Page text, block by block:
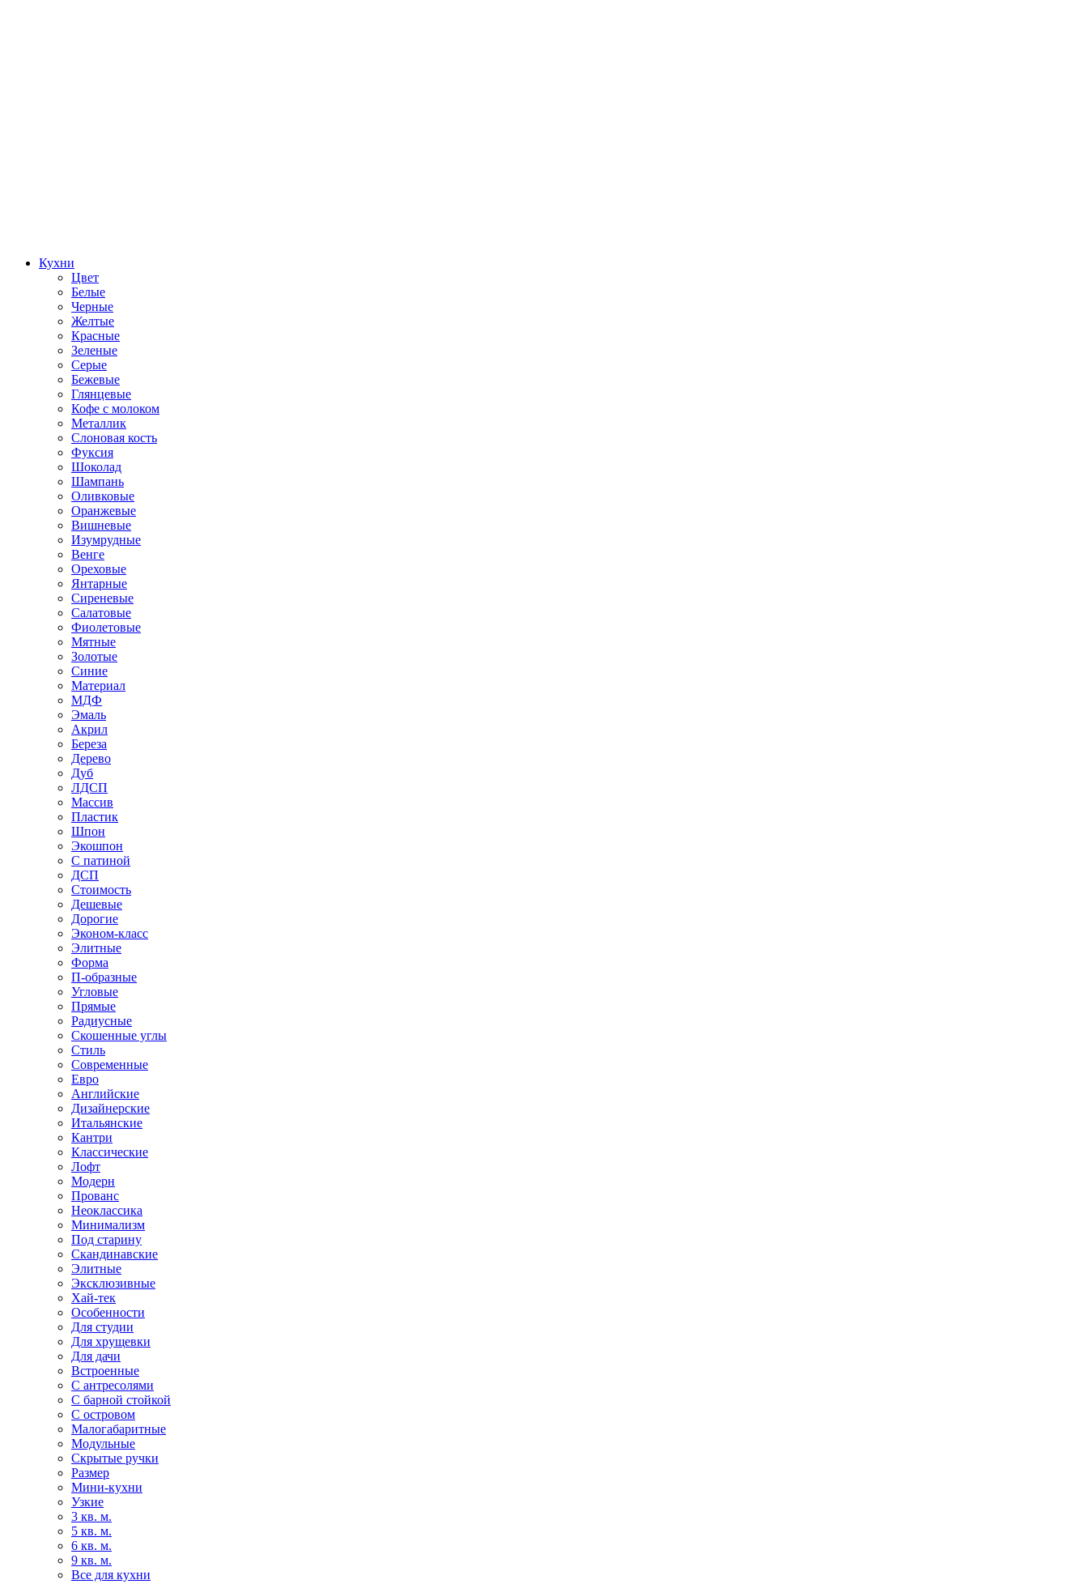
Кухни
Цвет
Белые
Черные
Желтые
Красные
Зеленые
Серые
Бежевые
Глянцевые
Кофе с молоком
Металлик
Слоновая кость
Фуксия
Шоколад
Шампань
Оливковые
Оранжевые
Вишневые
Изумрудные
Венге
Ореховые
Янтарные
Сиреневые
Салатовые
Фиолетовые
Мятные
Золотые
Синие
Материал
МДФ
Эмаль
Акрил
Береза
Дерево
Дуб
ЛДСП
Массив
Пластик
Шпон
Экошпон
С патиной
ДСП
Стоимость
Дешевые
Дорогие
Эконом-класс
Элитные
Форма
П-образные
Угловые
Прямые
Радиусные
Скошенные углы
Стиль
Современные
Евро
Английские
Дизайнерские
Итальянские
Кантри
Классические
Лофт
Модерн
Прованс
Неоклассика
Минимализм
Под старину
Скандинавские
Элитные
Эксклюзивные
Хай-тек
Особенности
Для студии
Для хрущевки
Для дачи
Встроенные
С антресолями
С барной стойкой
С островом
Малогабаритные
Модульные
Скрытые ручки
Размер
Мини-кухни
Узкие
3 кв. м.
5 кв. м.
6 кв. м.
9 кв. м.
Все для кухни